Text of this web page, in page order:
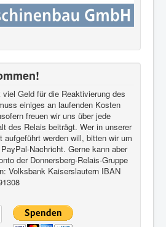
viel Geld für die Reaktivierung des
einiges an laufenden Kosten
freuen wir uns über jede
des Relais beiträgt. Wer in unserer
aufgeführt werden will, bitten wir um
Nachricht. Gerne kann aber
der Donnersberg-Relais-Gruppe
Volksbank Kaiserslautern IBAN